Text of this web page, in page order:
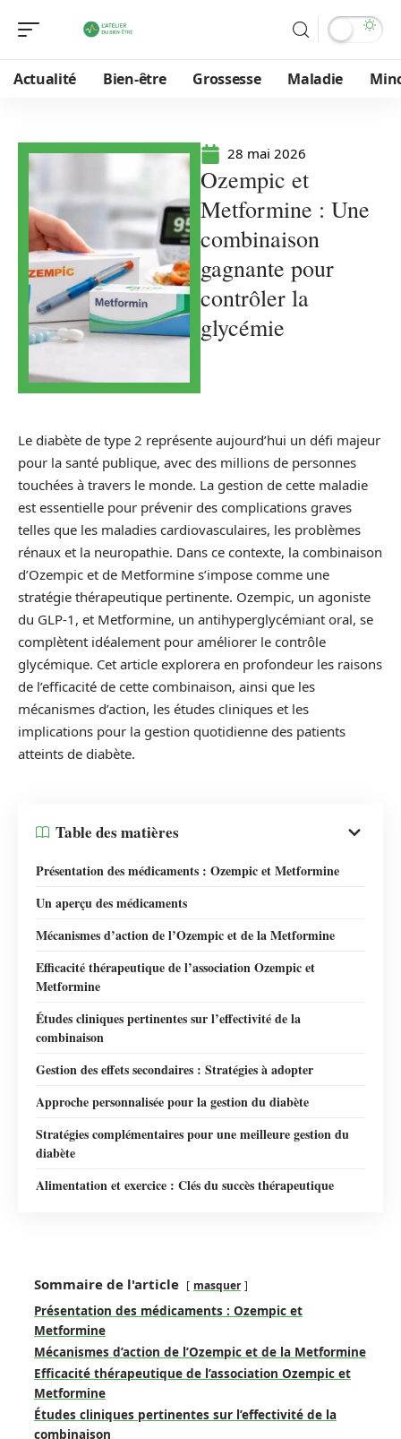
Actualité Bien-être Grossesse Maladie
28 mai 2026
Ozempic et
Metformine : Une
combinaison
gagnante pour
contrôler la
glycémie
Le diabète de type 2 représente aujourd’hui un défi majeur
pour la santé publique, avec des millions de personnes
touchées à travers le monde. La gestion de cette maladie
est essentielle pour prévenir des complications graves
telles que les maladies cardiovasculaires, les problèmes
rénaux et la neuropathie. Dans ce contexte, la combinaison
d’Ozempic et de Metformine s’impose comme une
stratégie thérapeutique pertinente. Ozempic, un agoniste
du GLP-1, et Metformine, un antihyperglycémiant oral, se
complètent idéalement pour améliorer le contrôle
glycémique. Cet article explorera en profondeur les raisons
de l’efficacité de cette combinaison, ainsi que les
mécanismes d’action, les études cliniques et les
implications pour la gestion quotidienne des patients
atteints de diabète.
Table des matières
Présentation des médicaments : Ozempic et Metformine
Un aperçu des médicaments
Mécanismes d’action de l’Ozempic et de la Metformine
Efficacité thérapeutique de l’association Ozempic et
Metformine
Études cliniques pertinentes sur l’effectivité de la
combinaison
Gestion des effets secondaires : Stratégies à adopter
Approche personnalisée pour la gestion du diabète
Stratégies complémentaires pour une meilleure gestion du
diabète
Alimentation et exercice : Clés du succès thérapeutique
Sommaire de l'article masquer
Présentation des médicaments : Ozempic et
Metformine
Mécanismes d’action de l’Ozempic et de la Metformine
Efficacité thérapeutique de l’association Ozempic et
Metformine
Études cliniques pertinentes sur l’effectivité de la
combinaison